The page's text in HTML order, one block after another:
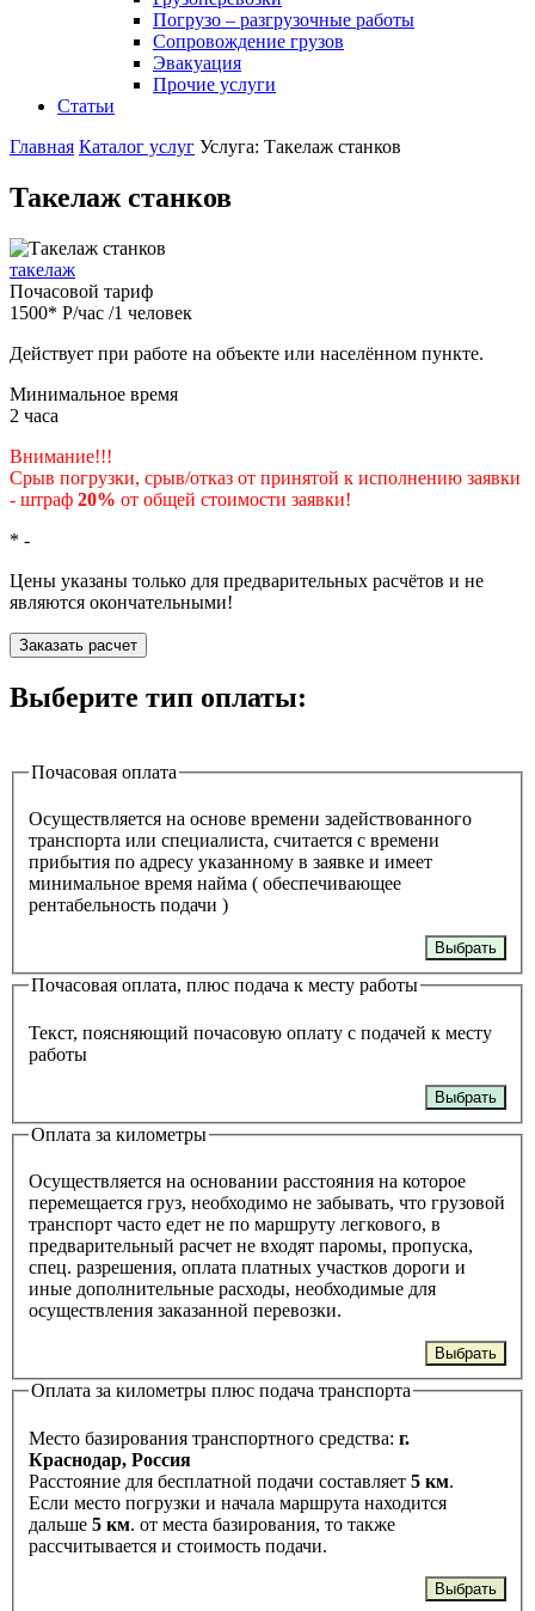
Погрузо – разгрузочные работы
Сопровождение грузов
Эвакуация
Прочие услуги
Статьи
Главная Каталог услуг Услуга: Такелаж станков
Такелаж станков
такелаж
Почасовой тариф
1500* Р/час /1 человек
Действует при работе на объекте или населённом пункте.
Минимальное время
2 часа
Внимание!!!
Срыв погрузки, срыв/отказ от принятой к исполнению заявки
- штраф 20% от общей стоимости заявки!
* -
Цены указаны только для предварительных расчётов и не
являются окончательными!
Заказать расчет
Выберите тип оплаты:
Почасовая оплата
Осуществляется на основе времени задействованного
транспорта или специалиста, считается с времени
прибытия по адресу указанному в заявке и имеет
минимальное время найма ( обеспечивающее
рентабельность подачи )
Выбрать
Почасовая оплата, плюс подача к месту работы
Текст, поясняющий почасовую оплату с подачей к месту
работы
Выбрать
Оплата за километры
Осуществляется на основании расстояния на которое
перемещается груз, необходимо не забывать, что грузовой
транспорт часто едет не по маршруту легкового, в
предварительный расчет не входят паромы, пропуска,
спец. разрешения, оплата платных участков дороги и
иные дополнительные расходы, необходимые для
осуществления заказанной перевозки.
Выбрать
Оплата за километры плюс подача транспорта
Место базирования транспортного средства: г.
Краснодар, Россия
Расстояние для бесплатной подачи составляет 5 км.
Если место погрузки и начала маршрута находится
дальше 5 км. от места базирования, то также
рассчитывается и стоимость подачи.
Выбрать